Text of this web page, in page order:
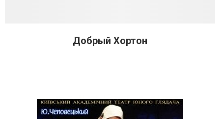
Добрый Хортон